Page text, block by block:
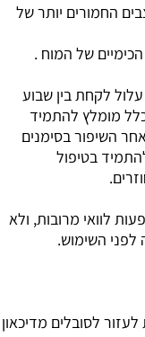
החמורים יותר של
של המוח .
עלול לקחת בין שבוע
מומלץ להתמיד
השיפור בסימנים
בטיפול
לוואי מרובות, ולא
לפני השימוש.
לסובלים מדיכאון